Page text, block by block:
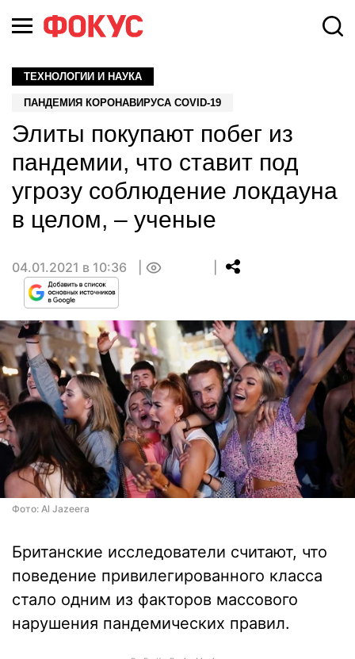
ТЕХНОЛОГИИ И НАУКА
ПАНДЕМИЯ КОРОНАВИРУСА COVID-19
Элиты покупают побег из
пандемии, что ставит под
угрозу соблюдение локдауна
в целом, – ученые
04.01.2021 в 10:36
Фото: Al Jazeera
Британские исследователи считают, что
поведение привилегированного класса
стало одним из факторов массового
нарушения пандемических правил.